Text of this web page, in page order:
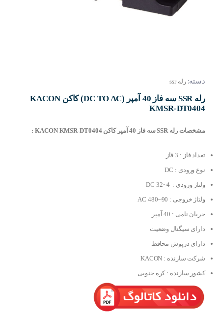
دسته: رله ssr
رله SSR سه فاز 40 آمپر (DC TO AC) کاکن KACON
KMSR-DT0404
مشخصات رله SSR سه فاز 40 آمپر کاکن KACON KMSR-DT0404 :
تعداد فاز : 3 فاز
نوع ورودی : DC
ولتاژ ورودی : 4~32 DC
ولتاژ خروجی : 90~480 AC
جریان نامی : 40 آمپر
دارای سیگنال وضعیت
دارای درپوش محافظ
شرکت سازنده : KACON
کشور سازنده : کره جنوبی